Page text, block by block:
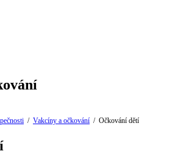
/ Vakcíny a očkování / Očkování dětí